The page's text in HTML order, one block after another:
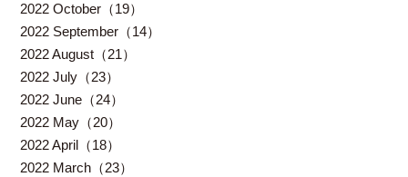
2022 October（19）
2022 September（14）
2022 August（21）
2022 July（23）
2022 June（24）
2022 May（20）
2022 April（18）
2022 March（23）